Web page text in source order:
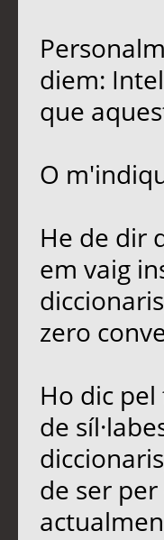
diem:
que
O
He de dir
em vaig
zero
Ho dic
de
de ser